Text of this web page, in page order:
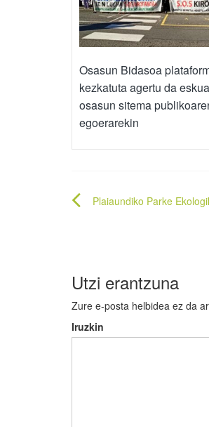
Osasun Bidasoa
kezkatuta agertu da
osasun sitema
egoerarekin
Bidalketetan
Plaiaundiko Parke
Utzi erantzuna
Zure e-posta helbidea ez da
Iruzkin